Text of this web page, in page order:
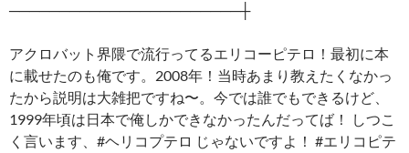
───────────────────────┼
アクロバット界隈で流行ってるエリコーピテロ！最初に本
に載せたのも俺です。2008年！当時あまり教えたくなかっ
たから説明は大雑把ですね〜。今では誰でもできるけど、
1999年頃は日本で俺しかできなかったんだってば！ しつこ
く言います、#ヘリコプテロ じゃないですよ！ #エリコピテ